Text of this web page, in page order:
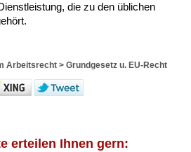
die zu den üblichen
Arbeitsrecht > Grundgesetz u. EU-Recht
erteilen Ihnen gern: